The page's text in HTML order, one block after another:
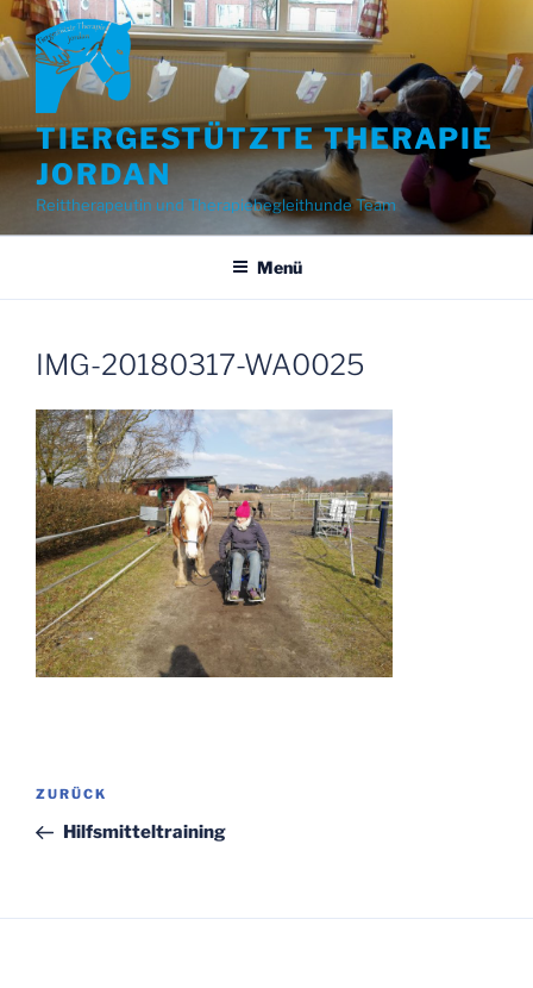
Zum
Inhalt
springen
TIERGESTÜTZTE THERAPIE
JORDAN
Reittherapeutin und Therapiebegleithunde Team
Menü
IMG-20180317-WA0025
Beitragsnavigation
Vorheriger
Beitrag
ZURÜCK
Hilfsmitteltraining